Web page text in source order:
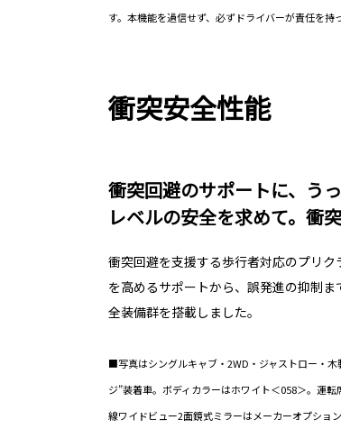
す。本機能を過信せず、必ずドライバーが責任を持
衝突安全性能
衝突回避のサポートに、う
レベルの安全を求めて。衝
衝突回避を支援する歩行者対応のプリ
を高めるサポートから、誤発進の抑制
全装備群を搭載しました。
■写真はシングルキャブ・2WD・ジャストロー・
ジ”装着車。ボディカラーはホワイト＜058＞。運
線ワイドビュー2面鏡式ミラーはメーカーオプショ